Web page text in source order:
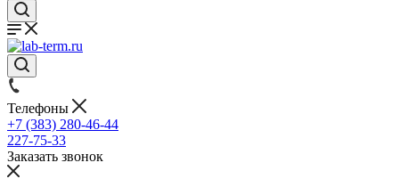
Телефоны
+7 (383) 280-46-44
227-75-33
Заказать звонок